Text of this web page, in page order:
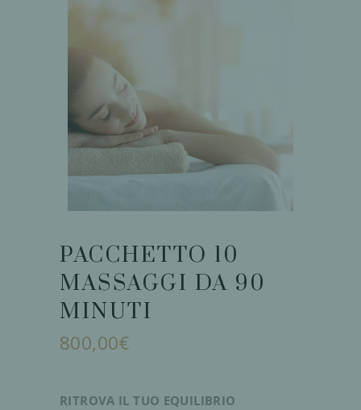
PACCHETTO 10
MASSAGGI DA 90
MINUTI
800,00€
RITROVA IL TUO EQUILIBRIO